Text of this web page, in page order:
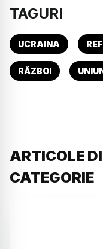
TAGURI
UCRAINA
RĂZBOI
ARTICOLE
CATEGORIE